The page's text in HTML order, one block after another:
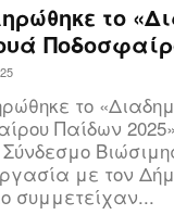
το
το
Παίδων
με τον
συμμετείχαν...